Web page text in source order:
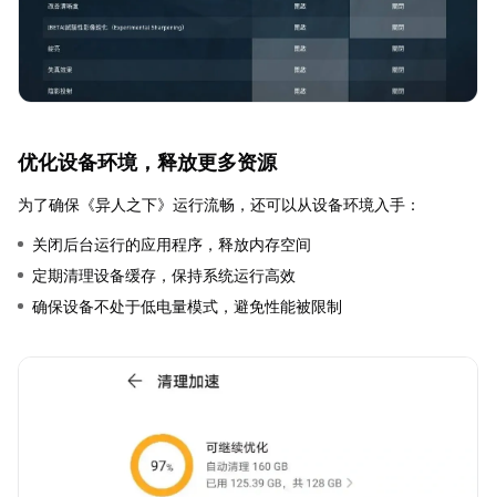
优化设备环境，释放更多资源
为了确保《异人之下》运行流畅，还可以从设备环境入手：
关闭后台运行的应用程序，释放内存空间
定期清理设备缓存，保持系统运行高效
确保设备不处于低电量模式，避免性能被限制